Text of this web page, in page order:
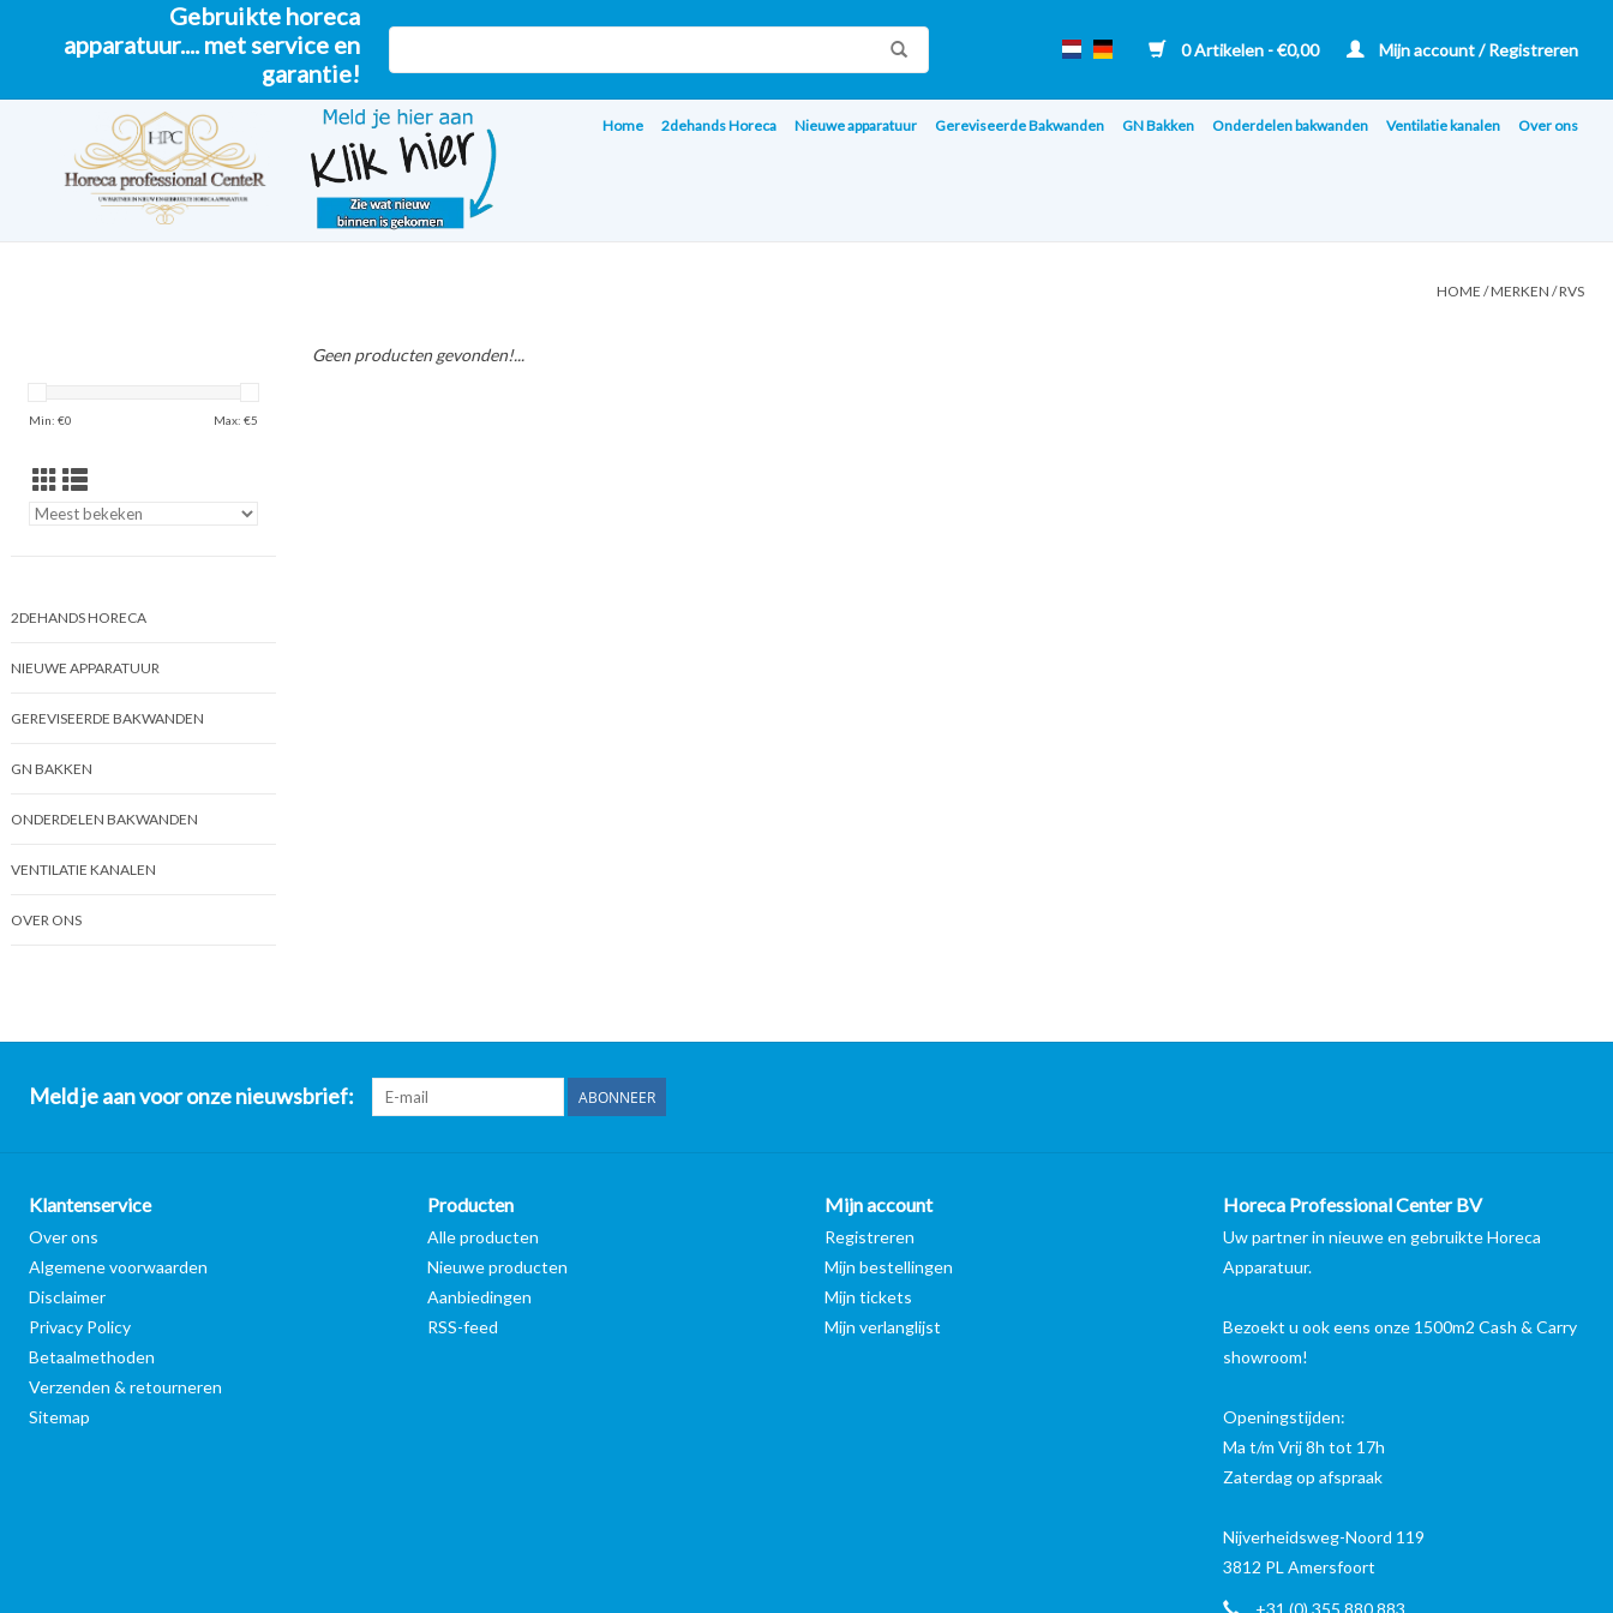
Gebruikte horeca
apparatuur.... met service en
garantie!
0 Artikelen - €0,00 Mijn account / Registreren
Home 2dehands Horeca Nieuwe apparatuur Gereviseerde Bakwanden GN Bakken Onderdelen bakwanden Ventilatie kanalen Over ons
HOME /MERKEN /RVS
Min: €0 Max: €5
2DEHANDS HORECA
NIEUWE APPARATUUR
GEREVISEERDE BAKWANDEN
GN BAKKEN
ONDERDELEN BAKWANDEN
VENTILATIE KANALEN
OVER ONS
Geen producten gevonden!...
Meld je aan voor onze nieuwsbrief: ABONNEER
Klantenservice
Over ons
Algemene voorwaarden
Disclaimer
Privacy Policy
Betaalmethoden
Verzenden & retourneren
Sitemap
Producten
Alle producten
Nieuwe producten
Aanbiedingen
RSS-feed
Mijn account
Registreren
Mijn bestellingen
Mijn tickets
Mijn verlanglijst
Horeca Professional Center BV
Uw partner in nieuwe en gebruikte Horeca
Apparatuur.
Bezoekt u ook eens onze 1500m2 Cash & Carry
showroom!
Openingstijden:
Ma t/m Vrij 8h tot 17h
Zaterdag op afspraak
Nijverheidsweg-Noord 119
3812 PL Amersfoort